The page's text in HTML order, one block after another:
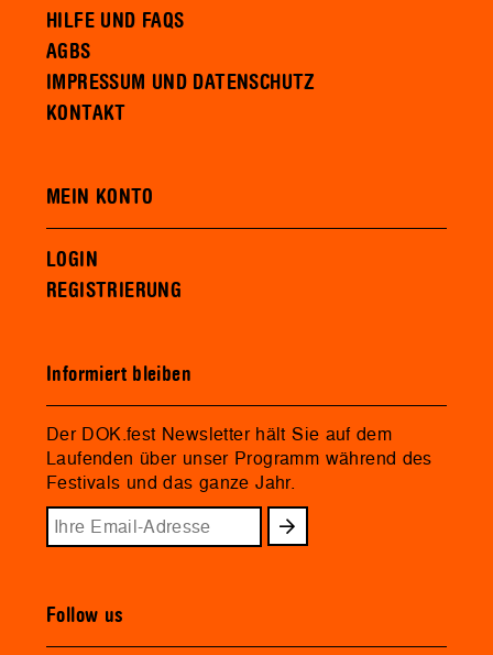
HILFE UND FAQS
AGBS
IMPRESSUM UND DATENSCHUTZ
KONTAKT
MEIN KONTO
LOGIN
REGISTRIERUNG
Informiert bleiben
Der DOK.fest Newsletter hält Sie auf dem
Laufenden über unser Programm während des
Festivals und das ganze Jahr.
Follow us